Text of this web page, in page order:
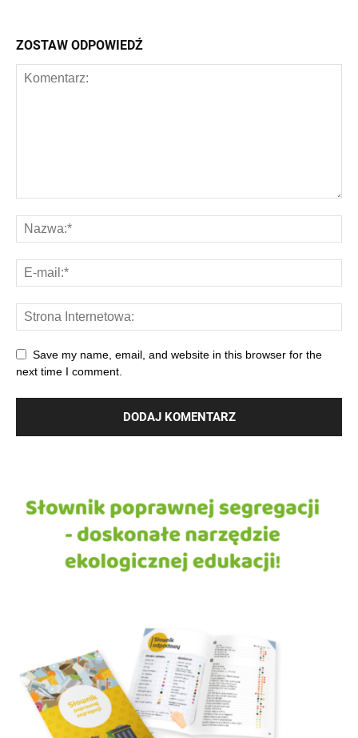
ZOSTAW ODPOWIEDŹ
Save my name, email, and website in this browser for the
next time I comment.